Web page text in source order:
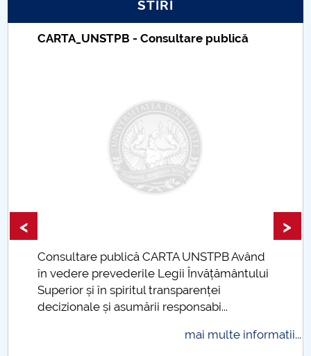
PNRR
Protecția datelor personale
UNIVERSITATE pentru comunitate
Comisie de etica unversitară
Evenimente CUP
Accesibilitate pentru studenții cu dizabilități
Raportul Conducerii Centrului Universitar Pitești
STIRI
CARTA_UNSTPB - Consultare publică
Consultare publică CARTA UNSTPB Având
în vedere prevederile Legii Învățământului
Superior și în spiritul transparenței
decizionale și asumării responsabi...
mai multe informatii...
< >